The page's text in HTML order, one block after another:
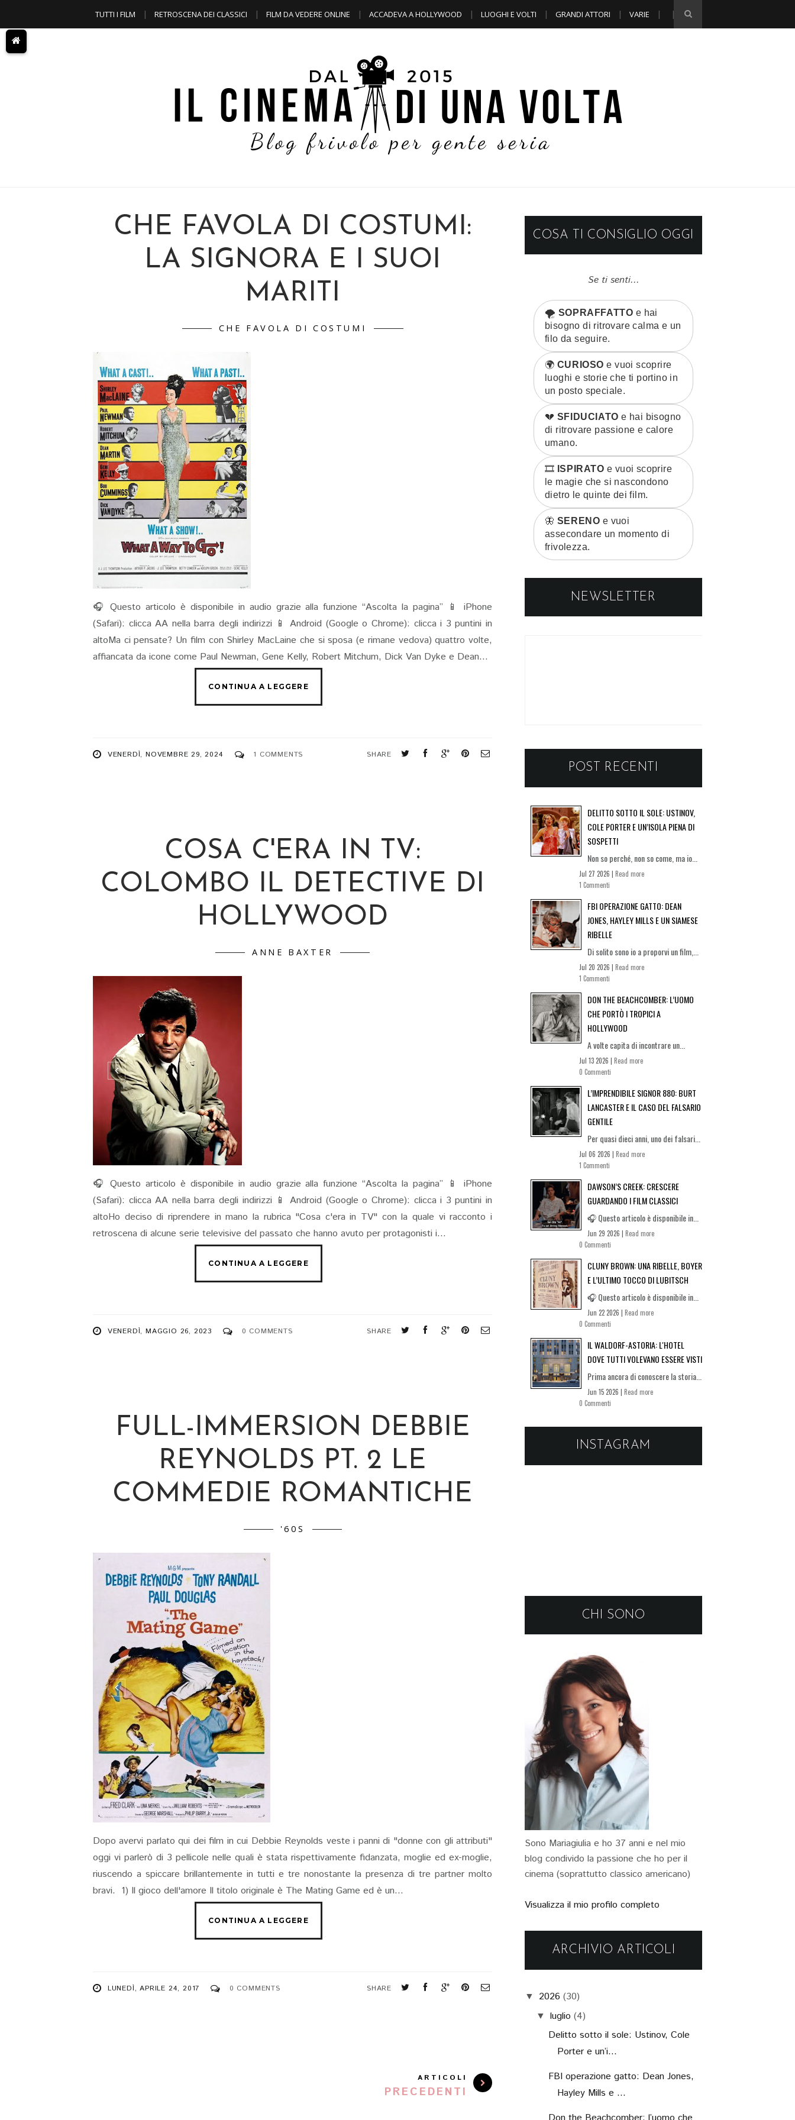
TUTTI I FILM RETROSCENA DEI CLASSICI FILM DA VEDERE ONLINE ACCADEVA A HOLLYWOOD LUOGHI E VOLTI GRANDI ATTORI VARIE
CHE FAVOLA DI COSTUMI:
LA SIGNORA E I SUOI
MARITI
CHE FAVOLA DI COSTUMI
🎧 Questo articolo è disponibile in audio grazie alla funzione “Ascolta la pagina” 📱 iPhone
(Safari): clicca AA nella barra degli indirizzi 📱 Android (Google o Chrome): clicca i 3 puntini in
altoMa ci pensate? Un film con Shirley MacLaine che si sposa (e rimane vedova) quattro volte,
affiancata da icone come Paul Newman, Gene Kelly, Robert Mitchum, Dick Van Dyke e Dean...
VENERDÌ, NOVEMBRE 29, 2024 1 COMMENTS SHARE
COSA C'ERA IN TV:
COLOMBO IL DETECTIVE DI
HOLLYWOOD
ANNE BAXTER
🎧 Questo articolo è disponibile in audio grazie alla funzione “Ascolta la pagina” 📱 iPhone
(Safari): clicca AA nella barra degli indirizzi 📱 Android (Google o Chrome): clicca i 3 puntini in
altoHo deciso di riprendere in mano la rubrica "Cosa c'era in TV" con la quale vi racconto i
retroscena di alcune serie televisive del passato che hanno avuto per protagonisti i...
VENERDÌ, MAGGIO 26, 2023 0 COMMENTS SHARE
FULL-IMMERSION DEBBIE
REYNOLDS PT. 2 LE
COMMEDIE ROMANTICHE
'60S
Dopo avervi parlato qui dei film in cui Debbie Reynolds veste i panni di "donne con gli attributi"
oggi vi parlerò di 3 pellicole nelle quali è stata rispettivamente fidanzata, moglie ed ex-moglie,
riuscendo a spiccare brillantemente in tutti e tre nonostante la presenza di tre partner molto
bravi. 1) Il gioco dell'amore Il titolo originale è The Mating Game ed è un...
LUNEDÌ, APRILE 24, 2017 0 COMMENTS SHARE
ARTICOLI
PRECEDENTI
COSA TI CONSIGLIO OGGI
Se ti senti...
🌪️ SOPRAFFATTO e hai
bisogno di ritrovare calma e un
filo da seguire.
🌍 CURIOSO e vuoi scoprire
luoghi e storie che ti portino in
un posto speciale.
💔 SFIDUCIATO e hai bisogno
di ritrovare passione e calore
umano.
🎞️ ISPIRATO e vuoi scoprire
le magie che si nascondono
dietro le quinte dei film.
🦋 SERENO e vuoi
assecondare un momento di
frivolezza.
NEWSLETTER
POST RECENTI
DELITTO SOTTO IL SOLE: USTINOV,
COLE PORTER E UN’ISOLA PIENA DI
SOSPETTI
Non so perché, non so come, ma io...
Jul 27 2026 | Read more
1 Commenti
FBI OPERAZIONE GATTO: DEAN
JONES, HAYLEY MILLS E UN SIAMESE
RIBELLE
Di solito sono io a proporvi un film,...
Jul 20 2026 | Read more
1 Commenti
DON THE BEACHCOMBER: L’UOMO
CHE PORTÒ I TROPICI A
HOLLYWOOD
A volte capita di incontrare un...
Jul 13 2026 | Read more
0 Commenti
L’IMPRENDIBILE SIGNOR 880: BURT
LANCASTER E IL CASO DEL FALSARIO
GENTILE
Per quasi dieci anni, uno dei falsari...
Jul 06 2026 | Read more
1 Commenti
DAWSON’S CREEK: CRESCERE
GUARDANDO I FILM CLASSICI
🎧 Questo articolo è disponibile in...
Jun 29 2026 | Read more
0 Commenti
CLUNY BROWN: UNA RIBELLE, BOYER
E L’ULTIMO TOCCO DI LUBITSCH
🎧 Questo articolo è disponibile in...
Jun 22 2026 | Read more
0 Commenti
IL WALDORF-ASTORIA: L'HOTEL
DOVE TUTTI VOLEVANO ESSERE VISTI
Prima ancora di conoscere la storia...
Jun 15 2026 | Read more
0 Commenti
INSTAGRAM
CHI SONO
Sono Mariagiulia e ho 37 anni e nel mio
blog condivido la passione che ho per il
cinema (soprattutto classico americano)
Visualizza il mio profilo completo
ARCHIVIO ARTICOLI
▼ 2026 (30)
▼ luglio (4)
Delitto sotto il sole: Ustinov, Cole
Porter e un’i...
FBI operazione gatto: Dean Jones,
Hayley Mills e ...